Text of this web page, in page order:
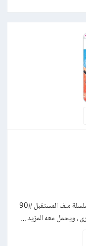
رواية رعب في الأعماق – العدد التسعون من سلسلة ملف المستقبل #90
، ويحمل معه المزيد…